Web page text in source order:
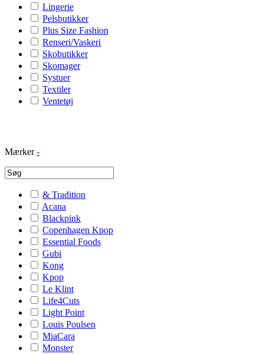
Lingerie
Pelsbutikker
Plus Size Fashion
Renseri/Vaskeri
Skobutikker
Skomager
Systuer
Textiler
Ventetøj
Mærker -
& Tradition
Acana
Blackpink
Copenhagen Kpop
Essential Foods
Gubi
Kong
Kpop
Le Klint
Life4Cuts
Light Point
Louis Poulsen
MiaCara
Monster